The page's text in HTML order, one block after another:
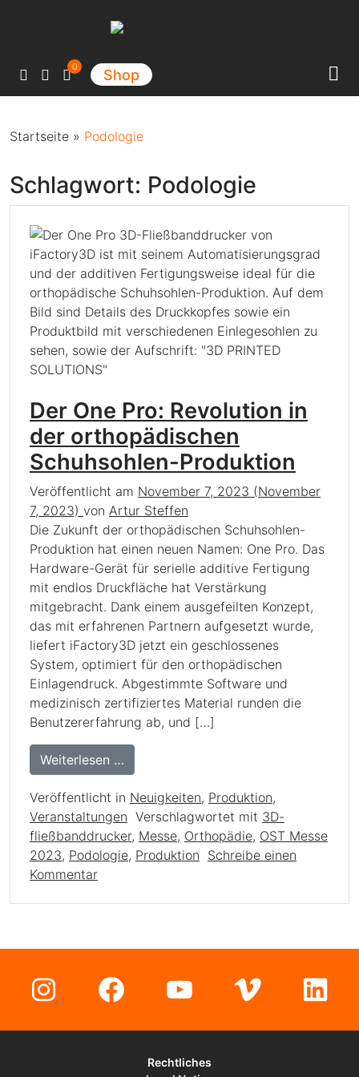
Hauptnavigation
Shop
0
Startseite » Podologie
Schlagwort: Podologie
Der One Pro: Revolution in
der orthopädischen
Schuhsohlen-Produktion
Veröffentlicht am November 7, 2023 (November
7, 2023) von Artur Steffen
Die Zukunft der orthopädischen Schuhsohlen-
Produktion hat einen neuen Namen: One Pro. Das
Hardware-Gerät für serielle additive Fertigung
mit endlos Druckfläche hat Verstärkung
mitgebracht. Dank einem ausgefeilten Konzept,
das mit erfahrenen Partnern aufgesetzt wurde,
liefert iFactory3D jetzt ein geschlossenes
System, optimiert für den orthopädischen
Einlagendruck. Abgestimmte Software und
medizinisch zertifiziertes Material runden die
Benutzererfahrung ab, und […]
Weiterlesen …
Veröffentlicht in Neuigkeiten, Produktion,
Veranstaltungen Verschlagwortet mit 3D-
fließbanddrucker, Messe, Orthopädie, OST Messe
2023, Podologie, Produktion Schreibe einen
Kommentarzu Der One Pro: Revolution in der
Instagram
Facebook
YouTube
Vimeo
Rechtliches